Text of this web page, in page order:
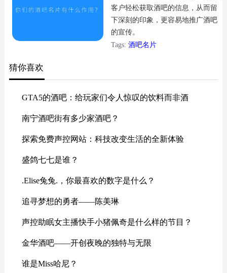
客户轻松获取酒吧的信息，从而留
下深刻的印象，更容易地推广酒吧
的宣传。
Tags: 酒吧名片
猜你喜欢
GTA5的酒吧：给玩家们令人惊叹的饮料而非酒
南宁酒吧街有多少家酒吧？
探索免费声控网站：科技改变生活的全新体验
盛鸽七七是谁？
.Elise兔兔.，你最喜欢的数字是什么？
追寻梦想的勇者——陈美琳
声控助眠女主播快手小猪佩奇是什么样的节目？
金华酒吧——开创夜晚的独特与无限
谁是Miss哈尼？